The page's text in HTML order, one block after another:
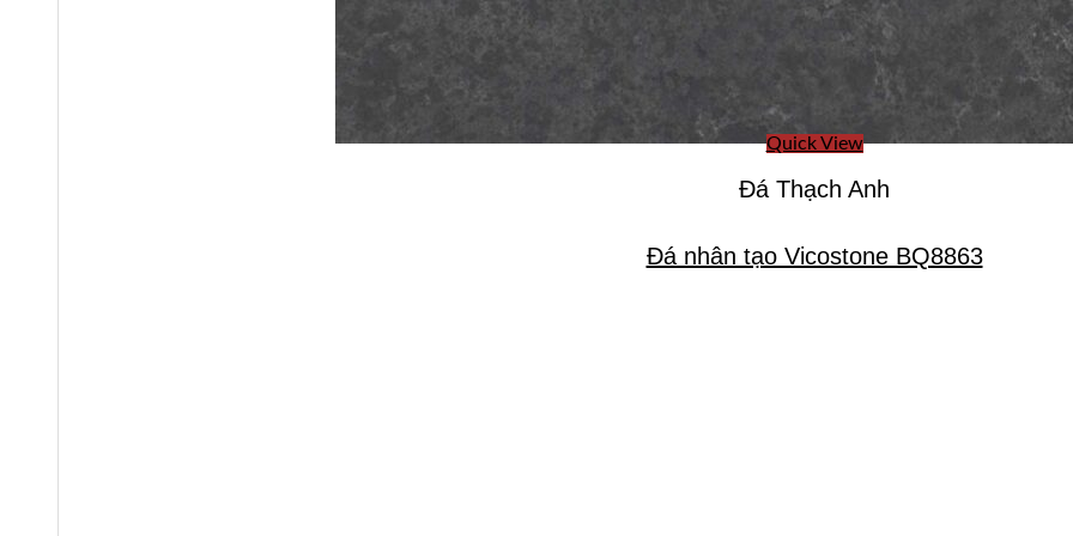
Quick View
Đá Thạch Anh
Đá nhân tạo Vicostone BQ8863